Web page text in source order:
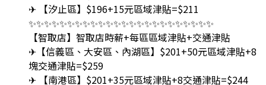
✈ 【汐止區】$196+15元區域津貼=$211
✨✨✨✨✨✨✨✨✨✨✨✨✨✨✨✨✨✨✨✨✨✨✨✨
【智取店】智取店時薪+每區區域津貼+交通津貼
✈【信義區、大安區、內湖區】$201+50元區域津貼+8
塊交通津貼=$259
✈ 【南港區】$201+35元區域津貼+8交通津貼=$244